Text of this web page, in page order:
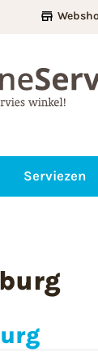
Serviezen